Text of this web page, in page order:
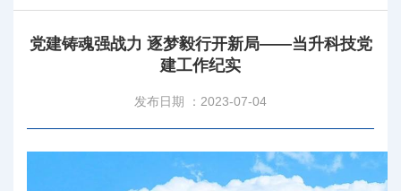
党建铸魂强战力 逐梦毅行开新局——当升科技党
建工作纪实
发布日期 ：2023-07-04